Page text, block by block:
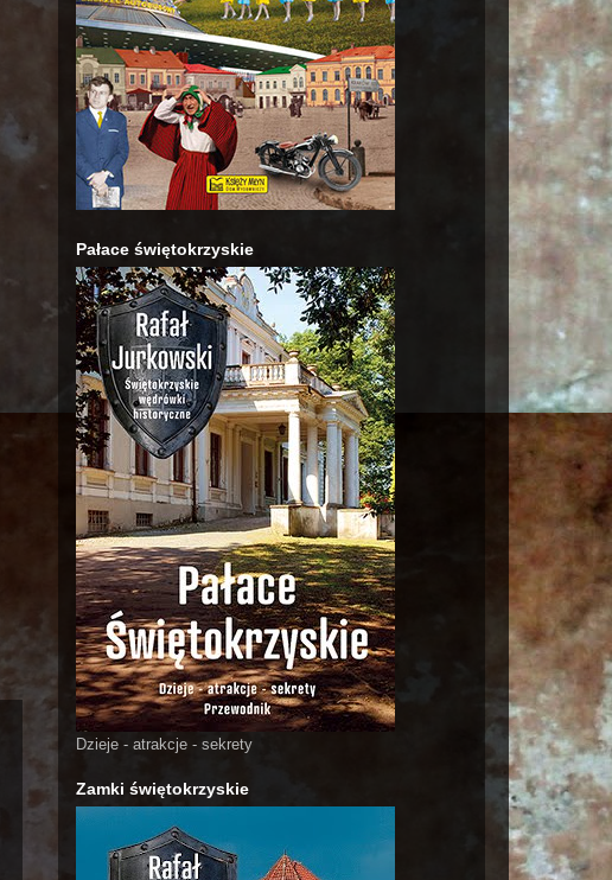
Pałace świętokrzyskie
Dzieje - atrakcje - sekrety
Zamki świętokrzyskie